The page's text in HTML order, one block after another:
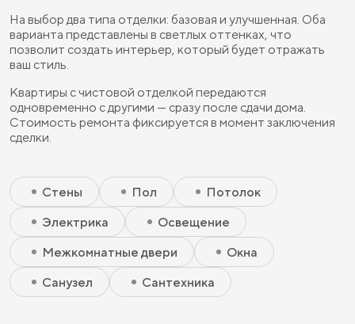
На выбор два типа отделки: базовая и улучшенная. Оба
варианта представлены в светлых оттенках, что
позволит создать интерьер, который будет отражать
ваш стиль.
Квартиры с чистовой отделкой передаются
одновременно с другими — сразу после сдачи дома.
Стоимость ремонта фиксируется в момент заключения
сделки.
Скрытый элемент 2 - Чистовая базовая
Скрытый элемент 1 - Чистовая базовая
Стены
Пол
Потолок
Электрика
Освещение
Межкомнатные двери
Окна
Санузел
Сантехника